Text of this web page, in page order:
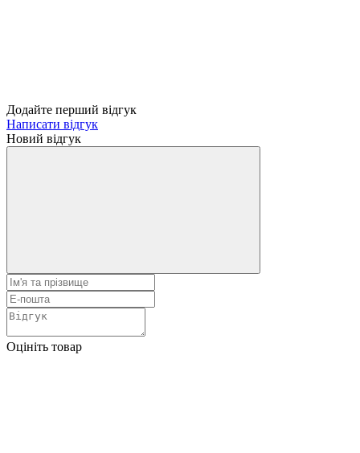
Додайте перший відгук
Написати відгук
Новий відгук
Оцініть товар